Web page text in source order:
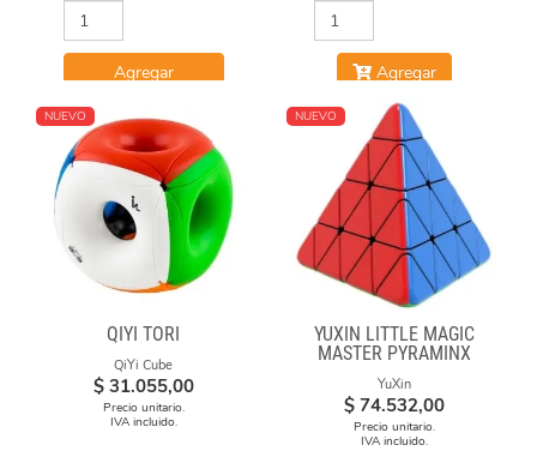
Agregar Agregar
NUEVO
QIYI TORI
QiYi Cube
$ 31.055,00
Precio unitario.
IVA incluido.
NUEVO
YUXIN LITTLE MAGIC
MASTER PYRAMINX
YuXin
$ 74.532,00
Precio unitario.
IVA incluido.